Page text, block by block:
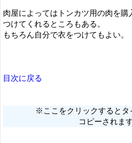
肉屋によってはトンカツ用の肉を購
つけてくれるところもある。
もちろん自分で衣をつけてもよい。
目次に戻る
※ここをクリックするとタ
コピーされま